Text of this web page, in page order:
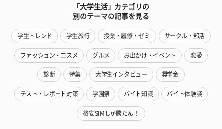
「大学生活」カテゴリの
別のテーマの記事を見る
学生トレンド 学生旅行 授業・履修・ゼミ サークル・部活
ファッション・コスメ グルメ お出かけ・イベント 恋愛
診断 特集 大学生インタビュー 奨学金
テスト・レポート対策 学園祭 バイト知識 バイト体験談
格安SIMしか勝たん！